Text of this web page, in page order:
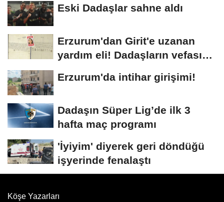
Eski Dadaşlar sahne aldı
Erzurum'dan Girit'e uzanan
yardım eli! Dadaşların vefası
Erzurum'da intihar girişimi!
Dadaşın Süper Lig’de ilk 3
hafta maç programı
'İyiyim' diyerek geri döndüğü
işyerinde fenalaştı
Köşe Yazarları